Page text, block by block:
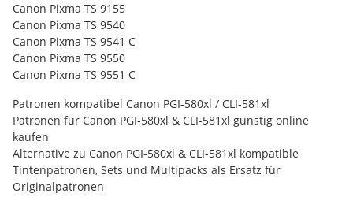
Canon Pixma TS 9155
Canon Pixma TS 9540
Canon Pixma TS 9541 C
Canon Pixma TS 9550
Canon Pixma TS 9551 C
Patronen kompatibel Canon PGI-580xl / CLI-581xl
Patronen für Canon PGI-580xl & CLI-581xl günstig online
kaufen
Alternative zu Canon PGI-580xl & CLI-581xl kompatible
Tintenpatronen, Sets und Multipacks als Ersatz für
Originalpatronen